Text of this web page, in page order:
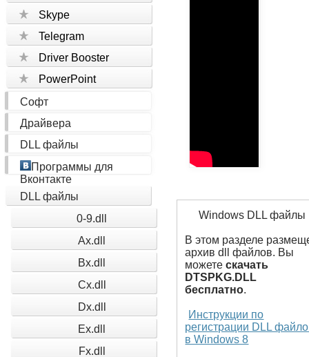
Skype
Telegram
Driver Booster
PowerPoint
Софт
Драйвера
DLL файлы
Программы для
Вконтакте
DLL файлы
0-9.dll
Ax.dll
Bx.dll
Cx.dll
Dx.dll
Ex.dll
Fx.dll
Windows DLL файлы
В этом разделе
архив dll файлов. Вы
можетескачать
DTSPKG.DLL
бесплатно.
Инструкции по
регистрации DLL
в Windows 8